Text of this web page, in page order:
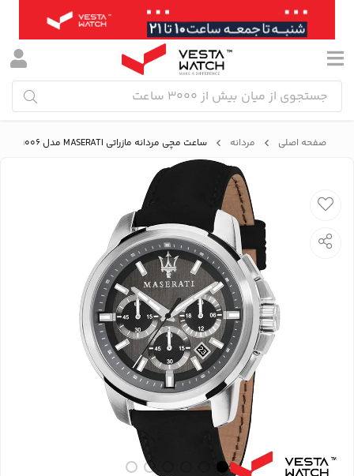
صفحه اصلی مردانه ساعت مچی مردانه مازراتی MASERATI مدل R8871621006